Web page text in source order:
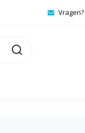
Vragen?